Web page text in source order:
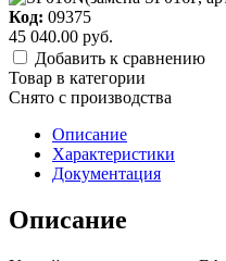
Код: 09375
45 040.00 руб.
Добавить к сравнению
Товар в категории
Снято c производства
Описание
Характеристики
Документация
Описание